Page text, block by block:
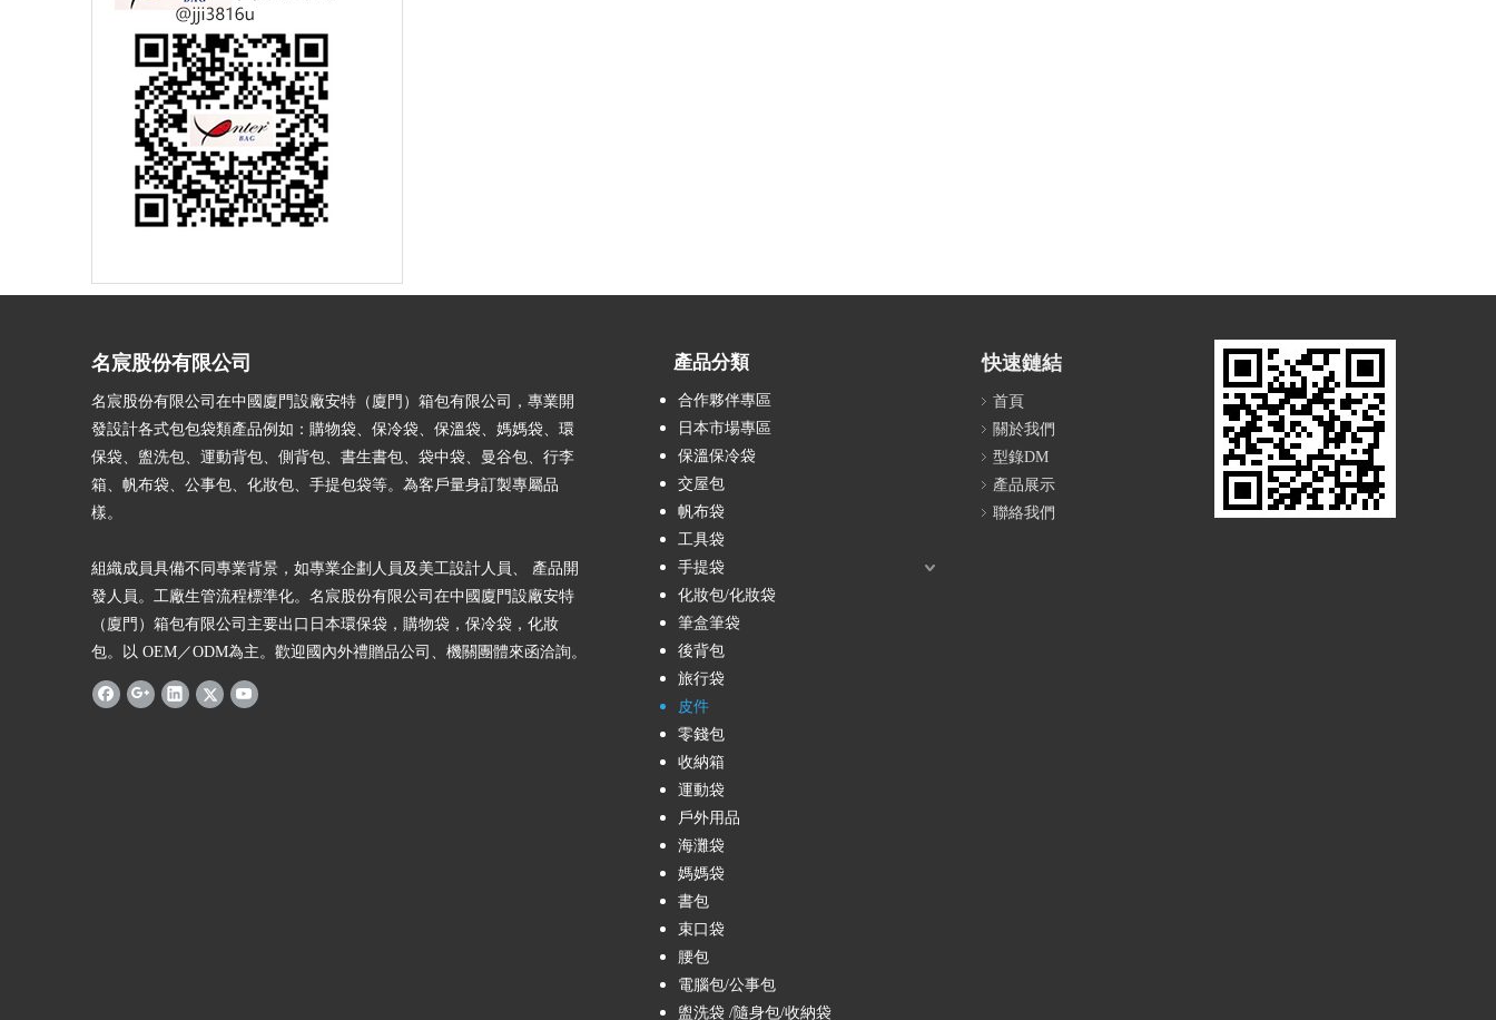
名宸股份有限公司
名宸股份有限公司在中國廈門設廠安特（廈門）箱包有限公司，專業開
發設計各式包包袋類產品例如：購物袋、保冷袋、保溫袋、媽媽袋、環
保袋、盥洗包、運動背包、側背包、書生書包、袋中袋、曼谷包、行李
箱、帆布袋、公事包、化妝包、手提包袋等。為客戶量身訂製專屬品
樣。
組織成員具備不同專業背景，如專業企劃人員及美工設計人員、 產品開
發人員。工廠生管流程標準化。名宸股份有限公司在中國廈門設廠安特
（廈門）箱包有限公司主要出口日本環保袋，購物袋，保冷袋，化妝
包。以 OEM／ODM為主。歡迎國內外禮贈品公司、機關團體來函洽詢。
產品分類
合作夥伴專區
日本市場專區
保溫保冷袋
交屋包
帆布袋
工具袋
手提袋
化妝包/化妝袋
筆盒筆袋
後背包
旅行袋
皮件
零錢包
收納箱
運動袋
戶外用品
海灘袋
媽媽袋
書包
束口袋
腰包
電腦包/公事包
盥洗袋 /隨身包/收納袋
快速鏈結
首頁
關於我們
型錄DM
產品展示
聯絡我們